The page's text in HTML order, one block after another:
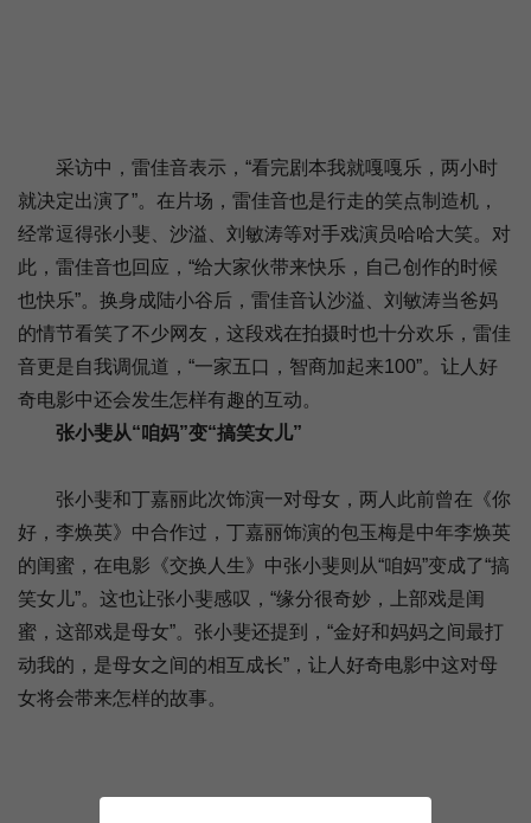
采访中，雷佳音表示，“看完剧本我就嘎嘎乐，两小时
就决定出演了”。在片场，雷佳音也是行走的笑点制造机，
经常逗得张小斐、沙溢、刘敏涛等对手戏演员哈哈大笑。对
此，雷佳音也回应，“给大家伙带来快乐，自己创作的时候
也快乐”。换身成陆小谷后，雷佳音认沙溢、刘敏涛当爸妈
的情节看笑了不少网友，这段戏在拍摄时也十分欢乐，雷佳
音更是自我调侃道，“一家五口，智商加起来100”。让人好
奇电影中还会发生怎样有趣的互动。
张小斐从“咱妈”变“搞笑女儿”
张小斐和丁嘉丽此次饰演一对母女，两人此前曾在《你
好，李焕英》中合作过，丁嘉丽饰演的包玉梅是中年李焕英
的闺蜜，在电影《交换人生》中张小斐则从“咱妈”变成了“搞
笑女儿”。这也让张小斐感叹，“缘分很奇妙，上部戏是闺
蜜，这部戏是母女”。张小斐还提到，“金好和妈妈之间最打
动我的，是母女之间的相互成长”，让人好奇电影中这对母
女将会带来怎样的故事。